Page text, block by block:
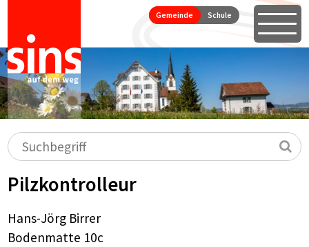
Direkt zum Inhalt springen
Hauptnavigation
Gemeinde Schule
Suchbegriff
Pilzkontrolleur
Hans-Jörg Birrer
Bodenmatte 10c